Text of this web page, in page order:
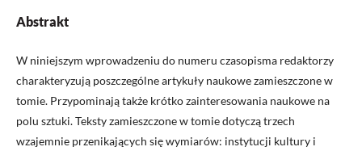
Abstrakt
W niniejszym wprowadzeniu do numeru czasopisma redaktorzy
charakteryzują poszczególne artykuły naukowe zamieszczone w
tomie. Przypominają także krótko zainteresowania naukowe na
polu sztuki. Teksty zamieszczone w tomie dotyczą trzech
wzajemnie przenikających się wymiarów: instytucji kultury i